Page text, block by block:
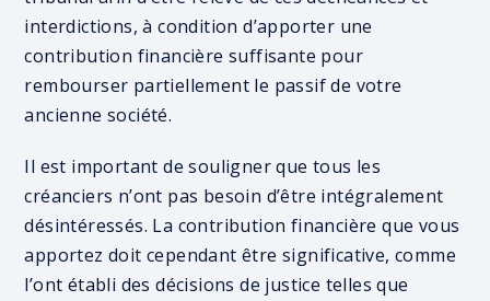
interdictions, à condition d’apporter une
contribution financière suffisante pour
rembourser partiellement le passif de votre
ancienne société.
Il est important de souligner que tous les
créanciers n’ont pas besoin d’être intégralement
désintéressés. La contribution financière que vous
apportez doit cependant être significative, comme
l’ont établi des décisions de justice telles que